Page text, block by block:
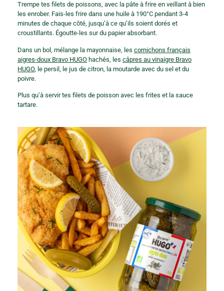
Trempe tes filets de poissons, avec la pâte à frire en veillant à bien
les enrober. Fais-les frire dans une huile à 190°C pendant 3-4
minutes de chaque côté, jusqu’à ce qu’ils soient dorés et
croustillants. Égoutte-les sur du papier absorbant.
Dans un bol, mélange la mayonnaise, les cornichons français
aigres-doux Bravo HUGO hachés, les câpres au vinaigre Bravo
HUGO, le persil, le jus de citron, la moutarde avec du sel et du
poivre.
Plus qu’à servir tes filets de poisson avec les frites et la sauce
tartare.